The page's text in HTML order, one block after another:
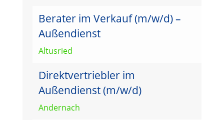
Berater im Verkauf (m/w/d) –
Außendienst
Altusried
Direktvertriebler im
Außendienst (m/w/d)
Andernach